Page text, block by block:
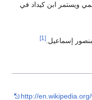
ويستمر ابن كيداد في
[1]
http://